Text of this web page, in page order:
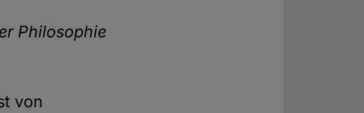
Philosophie
von